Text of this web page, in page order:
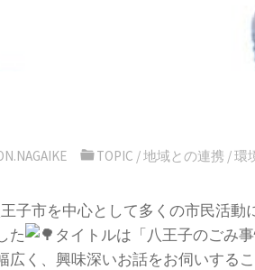
TOPIC /地域との連携 /環
子市を中心として多くの市民活
た
タイトルは「八王子のごみ
広く、興味深いお話をお伺いする